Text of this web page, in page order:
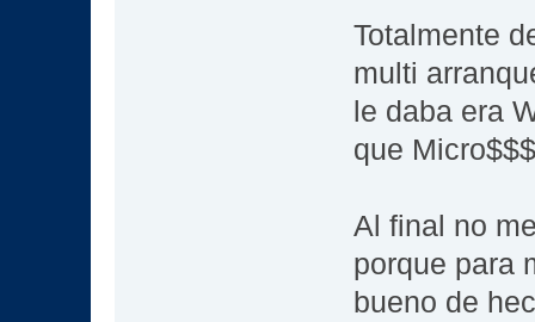
Totalmente
multi
le daba era
que
Al final no
porque para
bueno de